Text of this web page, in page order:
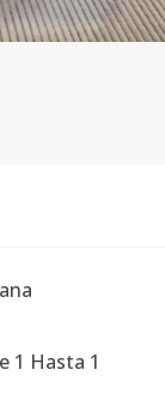
1 Hasta 1